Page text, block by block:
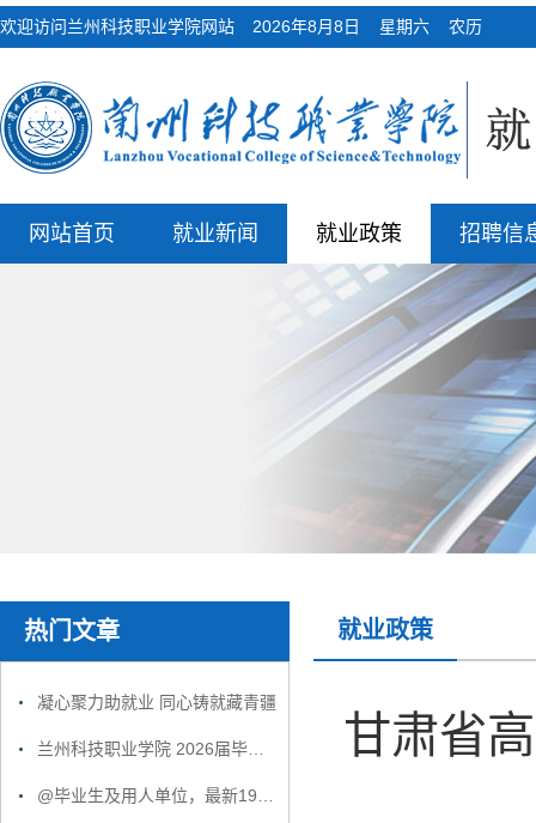
欢迎访问兰州科技职业学院网站 2026年8月8日 星期六 农历
网站首页 就业新闻 就业政策 招聘信
热门文章
凝心聚力助就业 同心铸就藏青疆
就业政策
甘肃省